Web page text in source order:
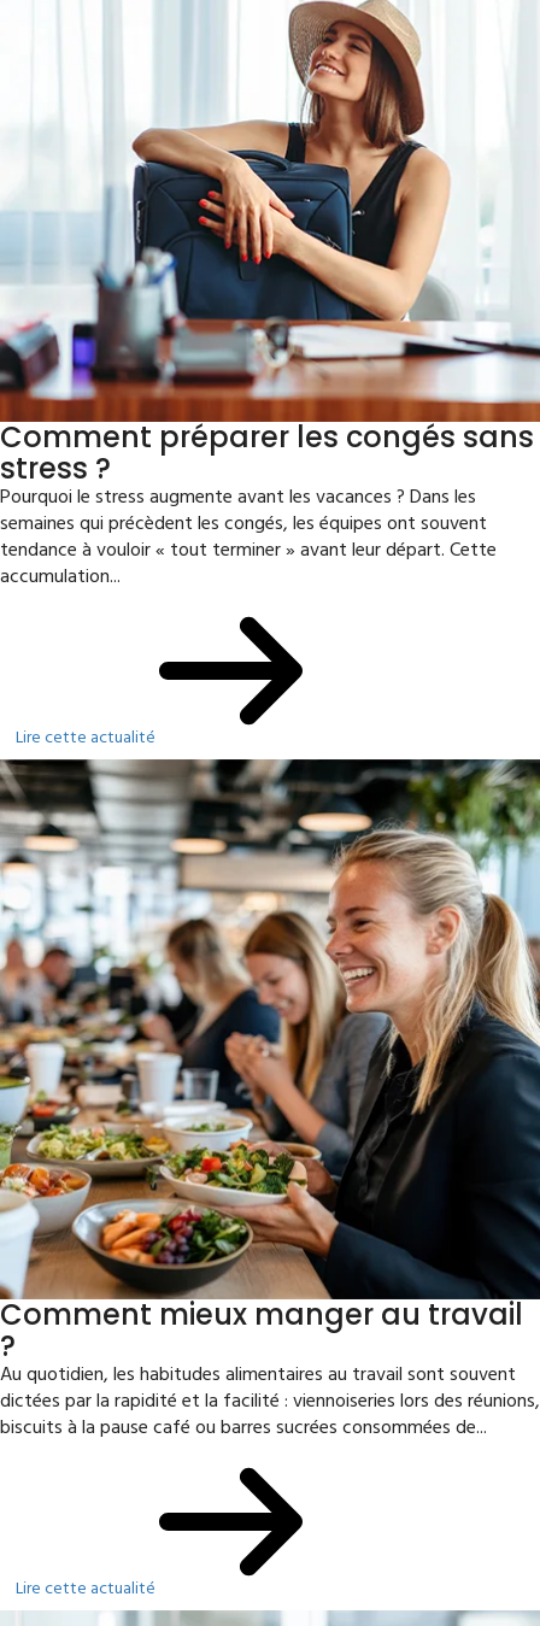
Comment préparer les congés sans
stress ?
Pourquoi le stress augmente avant les vacances ? Dans les
semaines qui précèdent les congés, les équipes ont souvent
tendance à vouloir « tout terminer » avant leur départ. Cette
accumulation...
Lire cette actualité
Comment mieux manger au travail
?
Au quotidien, les habitudes alimentaires au travail sont souvent
dictées par la rapidité et la facilité : viennoiseries lors des réunions,
biscuits à la pause café ou barres sucrées consommées de...
Lire cette actualité